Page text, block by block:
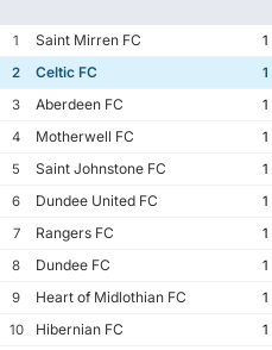
1 Saint Mirren FC 1
2
Celtic FC 1
3
Aberdeen FC 1
4
Motherwell FC 1
5
Saint Johnstone FC 1
6
Dundee United FC 1
7
Rangers FC 1
8
Dundee FC 1
9
Heart of Midlothian FC 1
10
Hibernian FC 1